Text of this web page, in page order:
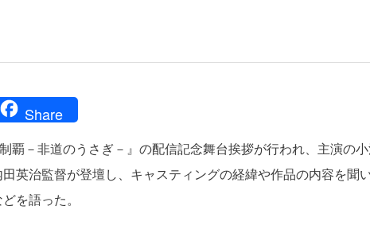
Share
覇－非道のうさぎ－』の配信記念舞台挨拶が行われ、主演の
英治監督が登壇し、キャスティングの経緯や作品の内容を聞
を語った。